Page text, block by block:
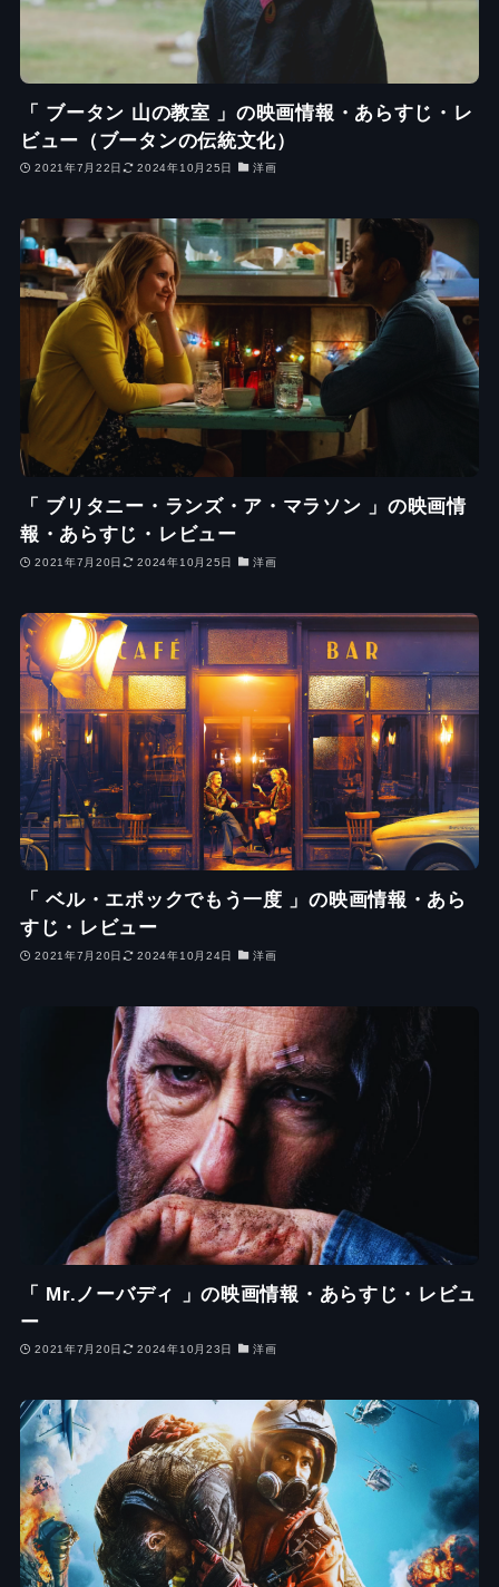
「 ブータン 山の教室 」の映画情報・あらすじ・レ
ビュー（ブータンの伝統文化）
2021年7月22日 2024年10月25日 洋画
「 ブリタニー・ランズ・ア・マラソン 」の映画情
報・あらすじ・レビュー
2021年7月20日 2024年10月25日 洋画
「 ベル・エポックでもう一度 」の映画情報・あら
すじ・レビュー
2021年7月20日 2024年10月24日 洋画
「 Mr.ノーバディ 」の映画情報・あらすじ・レビュ
ー
2021年7月20日 2024年10月23日 洋画